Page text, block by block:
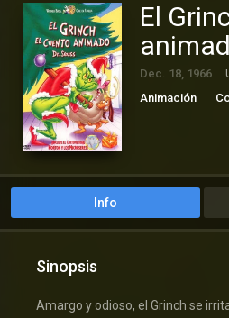
El
Dec. 18, 1966
Animación
Info
Sinopsis
Amargo y odioso, el Grinch se